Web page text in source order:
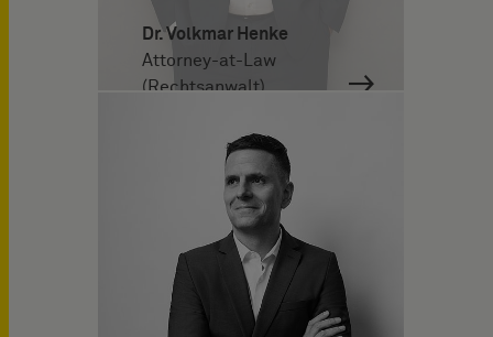
Dr. Volkmar Henke
Attorney-at-Law
(Rechtsanwalt)